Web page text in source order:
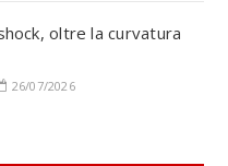
oltre la curvatura
26/07/2026